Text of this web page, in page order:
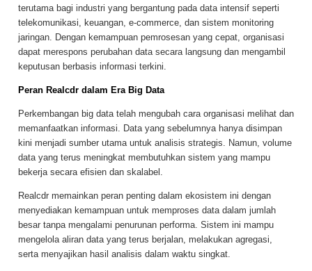
terutama bagi industri yang bergantung pada data intensif seperti
telekomunikasi, keuangan, e-commerce, dan sistem monitoring
jaringan. Dengan kemampuan pemrosesan yang cepat, organisasi
dapat merespons perubahan data secara langsung dan mengambil
keputusan berbasis informasi terkini.
Peran Realcdr dalam Era Big Data
Perkembangan big data telah mengubah cara organisasi melihat dan
memanfaatkan informasi. Data yang sebelumnya hanya disimpan
kini menjadi sumber utama untuk analisis strategis. Namun, volume
data yang terus meningkat membutuhkan sistem yang mampu
bekerja secara efisien dan skalabel.
Realcdr memainkan peran penting dalam ekosistem ini dengan
menyediakan kemampuan untuk memproses data dalam jumlah
besar tanpa mengalami penurunan performa. Sistem ini mampu
mengelola aliran data yang terus berjalan, melakukan agregasi,
serta menyajikan hasil analisis dalam waktu singkat.